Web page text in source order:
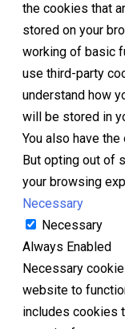
the cookies that
stored on your
working of basic
use third-party
understand how
will be stored in
You also have
But opting out of
your browsing
Necessary
Necessary
Always Enabled
Necessary
website to
includes cookies